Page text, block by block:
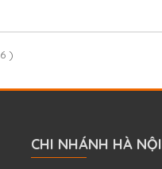
)
CHI NHÁNH HÀ NỘI